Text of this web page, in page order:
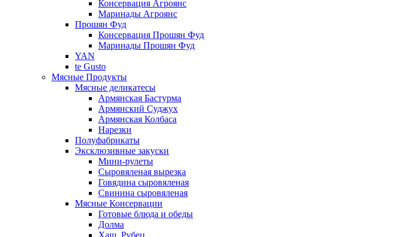
Консервация Агроянс
Маринады Агроянс
Прошян Фуд
Консервация Прошян Фуд
Маринады Прошян Фуд
YAN
te Gusto
Мясные Продукты
Мясные деликатесы
Армянская Бастурма
Армянский Суджух
Армянская Колбаса
Нарезки
Полуфабрикаты
Эксклюзивные закуски
Мини-рулеты
Сыровяленая вырезка
Говядина сыровяленая
Свинина сыровяленая
Мясные Консервации
Готовые блюда и обеды
Долма
Хаш. Рубец